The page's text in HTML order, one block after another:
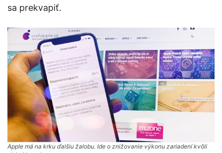
sa prekvapiť.
Apple má na krku ďalšiu žalobu. Ide o znižovanie výkonu zariadení kvôli